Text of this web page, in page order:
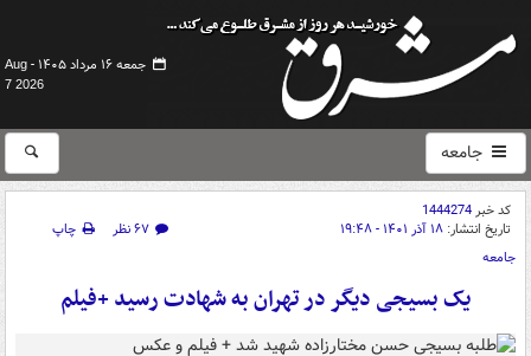
جمعه ۱۶ مرداد ۱۴۰۵ -
Aug
7 2026
جامعه
کد خبر1444274
تاریخ انتشار: ۱۸ آذر ۱۴۰۱ - ۱۹:۴۸ ۶۷ نظر
چاپ
جامعه
یک بسیجی دیگر در تهران به شهادت رسید +فیلم